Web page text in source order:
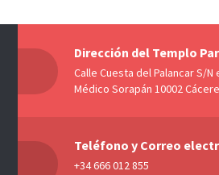
Dirección del Templo
Calle Cuesta del Palancar S/N
Médico Sorapán 10002
Teléfono y Correo
+34 666 012 855